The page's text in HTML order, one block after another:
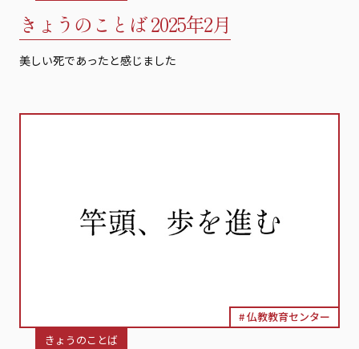
きょうのことば 2025年2月
美しい死であったと感じました
仏教教育センター
きょうのことば